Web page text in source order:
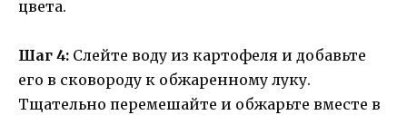
цвета.
Шаг 4: Слейте воду из картофеля и добавьте
его в сковороду к обжаренному луку.
Тщательно перемешайте и обжарьте вместе в